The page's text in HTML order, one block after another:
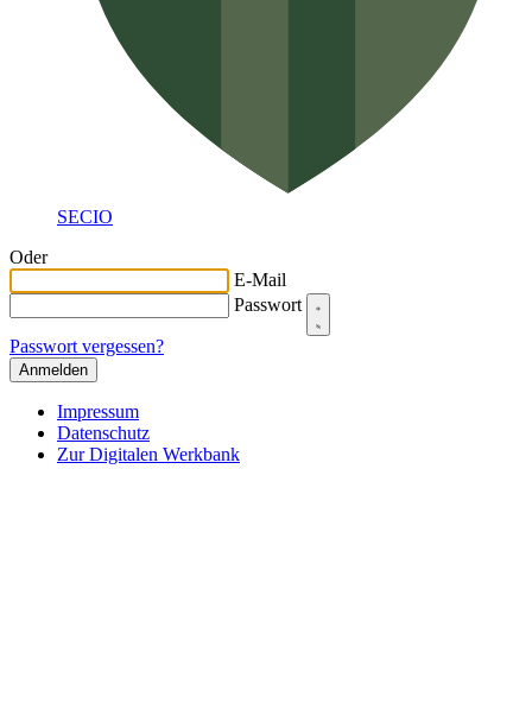
SECIO
Oder
E-Mail
Passwort
Passwort vergessen?
Impressum
Datenschutz
Zur Digitalen Werkbank